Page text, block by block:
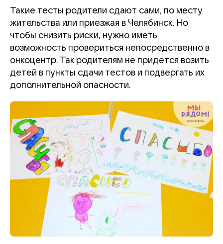
Такие тесты родители сдают сами, по месту
жительства или приезжая в Челябинск. Но
чтобы снизить риски, нужно иметь
возможность провериться непосредственно в
онкоцентр. Так родителям не придется возить
детей в пункты сдачи тестов и подвергать их
дополнительной опасности.